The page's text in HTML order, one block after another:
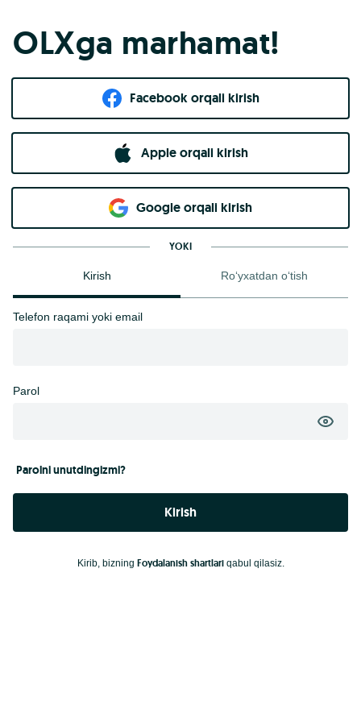
OLXga marhamat!
Facebook orqali kirish​
Apple orqali kirish
Goo​g​le orqali kirish
YOKI
Kirish Ro‘yxatdan o‘tish
Telefon raqami yoki email
Parol
Parolni unutdingizmi?
Kirish
Kirib, bizning Foydalanish shartlariqabul qilasiz.